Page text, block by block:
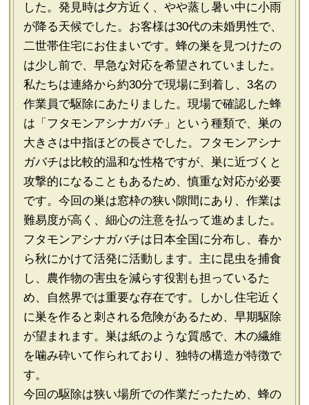
した。発見時は夕方近く、やや蒸し暑い中に小雨
が降る天候でした。お客様は30代の未婚男性で、
二世帯住宅にお住まいです。蜂の巣を見つけたの
は少し前で、早急な対応を希望されていました。
私たちは連絡から約30分で現場に到着し、3名の
作業員で駆除にあたりました。現場で確認した蜂
は「フタモンアシナガバチ」という種類で、巣の
大きさは中指ほどの長さでした。フタモンアシナ
ガバチは比較的温和な性格ですが、巣に近づくと
攻撃的になることもあるため、慎重な対応が必要
です。今回の巣は窓枠の狭い隙間にあり、作業は
難易度が高く、細心の注意を払って進めました。
フタモンアシナガバチは日本全国に分布し、春か
ら秋にかけて活発に活動します。主に昆虫を捕食
し、農作物の害虫を減らす役割も担っているた
め、自然界では重要な存在です。しかし住宅近く
に巣を作ると刺される危険があるため、早期駆除
が望まれます。巣は紙のような質感で、木の繊維
を噛み砕いて作られており、独特の構造が特徴で
す。
今回の駆除は狭い場所での作業だったため、蜂の